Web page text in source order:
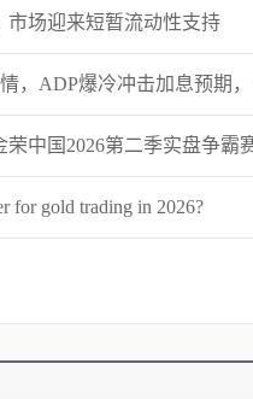
市场迎来短暂流动性支持
，ADP爆冷冲击加息预期
荣中国2026第二季实盘争霸
for gold trading in 2026?